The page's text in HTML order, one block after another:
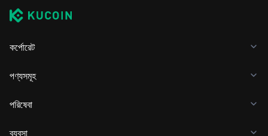
কর্পোরেট
পণ্যসমূহ
পরিষেবা
ব্যবসা